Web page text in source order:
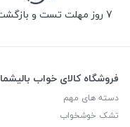
7 روز مهلت تست و بازگشت کالا
فروشگاه کالای خواب بالیشما
دسته های مهم
تشک خوشخواب